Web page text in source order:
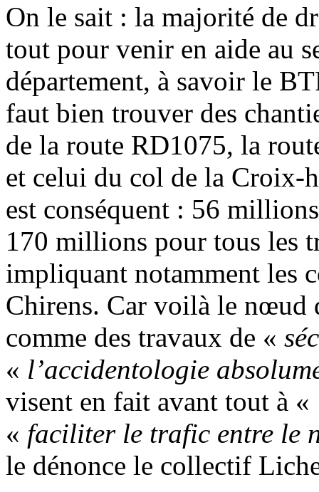
On le sait : la majorité de
tout pour venir en aide au
département, à savoir le
faut bien trouver des
de la route RD1075, la
et celui du col de la Croix-
est conséquent : 56
170 millions pour tous les
impliquant notamment les
Chirens. Car voilà le nœud
comme des travaux de «
« l’accidentologie
visent en fait avant tout à «
« faciliter le trafic entre le
le dénonce le collectif